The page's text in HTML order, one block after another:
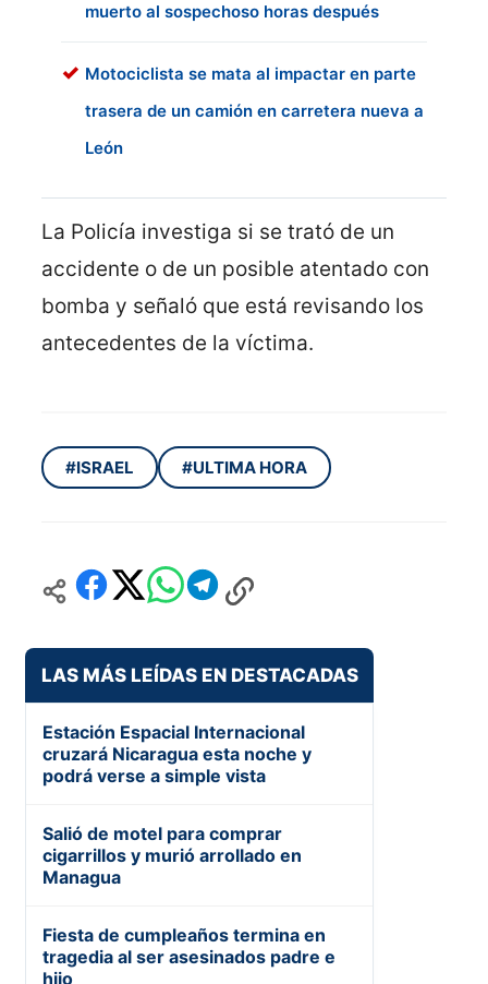
muerto al sospechoso horas después
Motociclista se mata al impactar en parte
trasera de un camión en carretera nueva a
León
La Policía investiga si se trató de un
accidente o de un posible atentado con
bomba y señaló que está revisando los
antecedentes de la víctima.
#ISRAEL #ULTIMA HORA
LAS MÁS LEÍDAS EN DESTACADAS
Estación Espacial Internacional
cruzará Nicaragua esta noche y
podrá verse a simple vista
Salió de motel para comprar
cigarrillos y murió arrollado en
Managua
Fiesta de cumpleaños termina en
tragedia al ser asesinados padre e
hijo